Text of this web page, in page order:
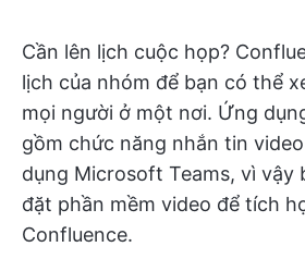
Cần lên lịch cuộc họp?
lịch của nhóm để bạn có thể
mọi người ở một nơi. Ứng
gồm chức năng nhắn tin
dụng Microsoft Teams, vì vậy
đặt phần mềm video để tích
Confluence.